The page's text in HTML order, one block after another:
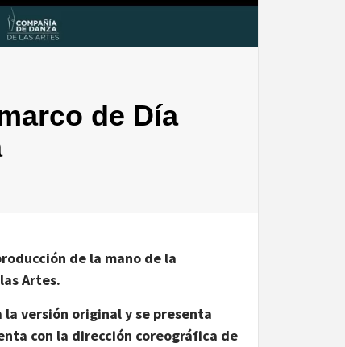
de Día
de la mano de la
Artes.
versión original y se presenta
con la dirección coreográfica de